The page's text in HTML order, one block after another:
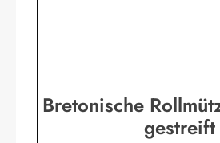
Bretonische
gestreift